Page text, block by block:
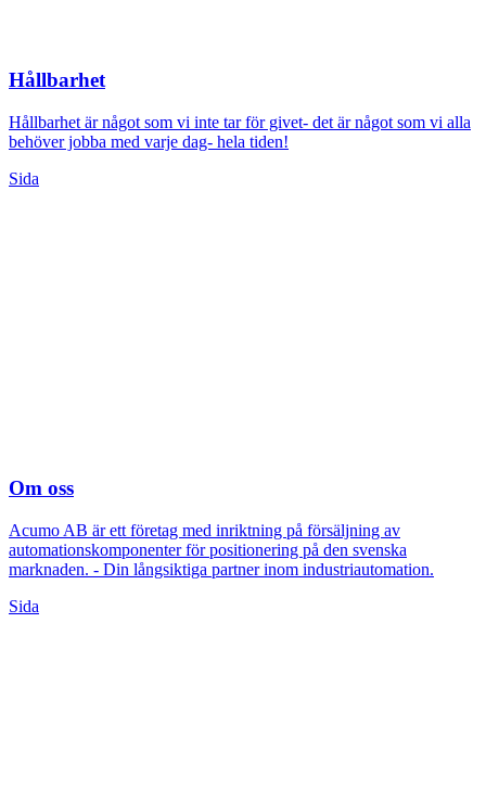
Hållbarhet
Hållbarhet är något som vi inte tar för givet- det är något som vi alla
behöver jobba med varje dag- hela tiden!
Sida
Om oss
Acumo AB är ett företag med inriktning på försäljning av
automationskomponenter för positionering på den svenska
marknaden. - Din långsiktiga partner inom industriautomation.
Sida